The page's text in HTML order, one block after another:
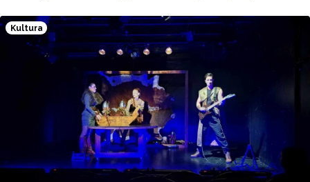
a 600 tisíc korun. Na co peníze půjdou a podle čeho
se město při jejich rozdělování rozhoduje?
Kultura